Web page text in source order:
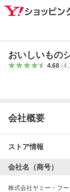
おいしいもの
4.68（
会社概要
ストア情報
会社名（商号）
株式会社ヤミー・フ